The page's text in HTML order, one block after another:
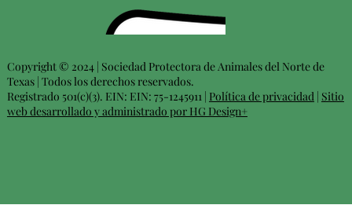
Copyright © 2024 | Sociedad Protectora de Animales del Norte de
Texas | Todos los derechos reservados.
Registrado 501(c)(3). EIN: EIN: 75-1245911 | Política de privacidad| Sitio
web desarrollado y administrado por HG Design+